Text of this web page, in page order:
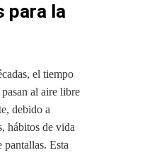
para la
el tiempo
al aire libre
debido a
hábitos de vida
pantallas. Esta